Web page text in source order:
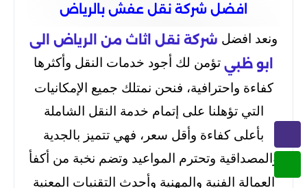
افضل شركة نقل عفش بالرياض
ونعد افضل شركة نقل اثاث من الرياض الى
ابو ظبي تؤمن لك أجود خدمات النقل وأكثرها
كفاءة واحترافية، فنحن نمتلك جميع الإمكانيات
التي تؤهلنا على إتمام خدمة النقل الشاملة
بأعلى كفاءة وأقل سعر، فهي تتميز بالجدية
والمصداقية وتحترم المواعيد وتضم نخبة من أكفأ
العمالة الفنية والمهنية وأحدث التقنيات المعنية